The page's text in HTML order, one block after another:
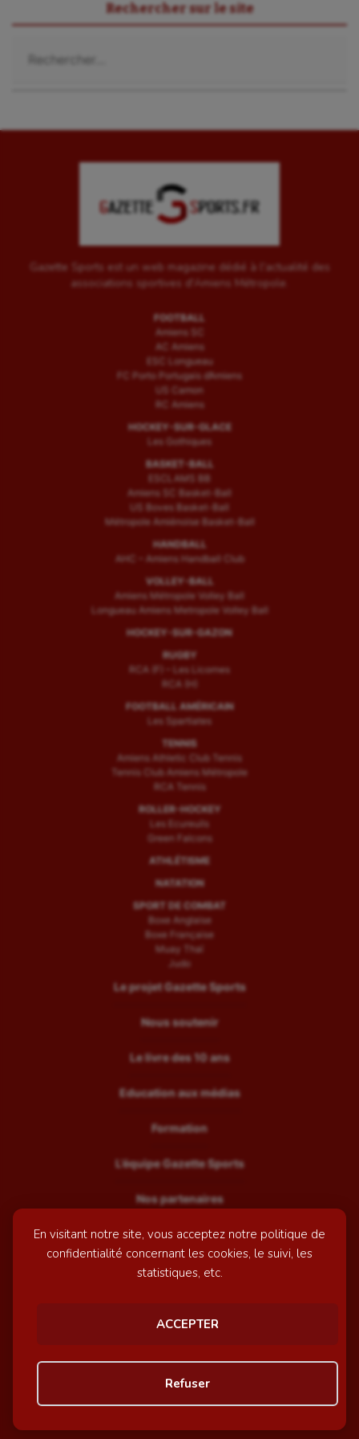
En visitant notre site, vous acceptez notre politique de
confidentialité concernant les cookies, le suivi, les
statistiques, etc.
ACCEPTER
Refuser
Sport-santé
Ultimate frisbee
UNSS
Voile
Water-polo
Rechercher sur le site
Gazette Sports est un web magazine dédié à l'actualité des
associations sportives d'Amiens Métropole.
FOOTBALL
Amiens SC
AC Amiens
ESC Longueau
FC Porto Portugais d’Amiens
US Camon
RC Amiens
HOCKEY-SUR-GLACE
Les Gothiques
BASKET-BALL
ESCLAMS BB
Amiens SC Basket-Ball
US Boves Basket-Ball
Métropole Amiénoise Basket-Ball
HANDBALL
AHC – Amiens Handball Club
VOLLEY-BALL
Amiens Métropole Volley Ball
Longueau Amiens Metropole Volley Ball
HOCKEY-SUR-GAZON
RUGBY
RCA (F) – Les Licornes
RCA (H)
FOOTBALL AMÉRICAIN
Les Spartiates
TENNIS
Amiens Athletic Club Tennis
Tennis Club Amiens Métropole
RCA Tennis
ROLLER-HOCKEY
Les Ecureuils
Green Falcons
ATHLÉTISME
NATATION
SPORT DE COMBAT
Boxe Anglaise
Boxe Française
Muay Thaï
Judo
Le projet Gazette Sports
Nous soutenir
Le livre des 10 ans
Education aux médias
Formation
L’équipe Gazette Sports
Nos partenaires
Recrutement
Mentions légales
© GazetteSports - 2026 | Site internet réalisé par
Awelty